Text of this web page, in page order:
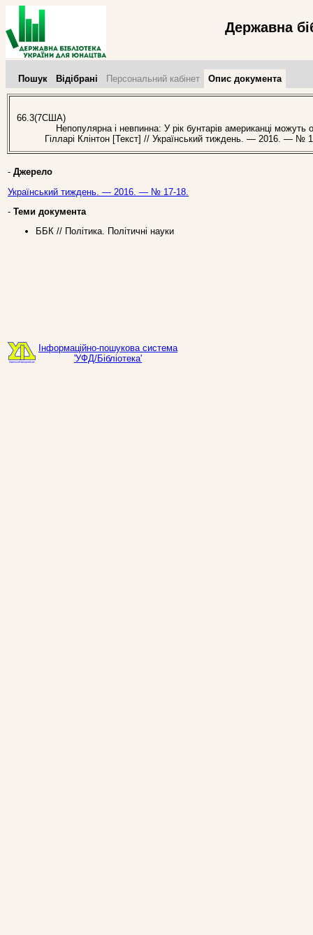
Державна
Пошук Відібрані Персональний кабінет Опис документа
66.3(7США)
Непопулярна і невпинна: У рік бунтарів американці можуть
Гілларі Клінтон [Текст] // Український тиждень. — 2016. — №
- Джерело
Український тиждень. — 2016. — № 17-18.
- Теми документа
ББК // Політика. Політичні науки
Інформаційно-пошукова система
'УФД/Бібліотека'